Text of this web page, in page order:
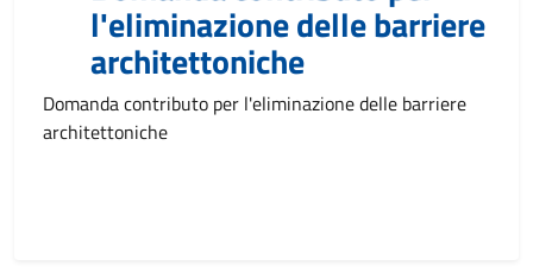
l'eliminazione delle barriere
architettoniche
Domanda contributo per l'eliminazione delle barriere
architettoniche